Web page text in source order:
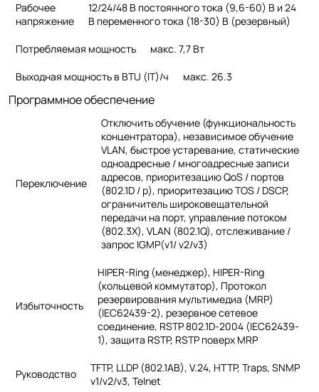
Рабочее
напряжение
12/24/48 В постоянного тока (9,6-60) В и 24
В переменного тока (18-30) В (резервный)
Потребляемая мощность макс. 7,7 Вт
Выходная мощность в BTU (IT)/ч макс. 26.3
Программное обеспечение
Переключение
Отключить обучение (функциональность
концентратора), независимое обучение
VLAN, быстрое устаревание, статические
одноадресные / многоадресные записи
адресов, приоритезацию QoS / портов
(802.1D / p), приоритезацию TOS / DSCP,
ограничитель широковещательной
передачи на порт, управление потоком
(802.3X), VLAN (802.1Q), отслеживание /
запрос IGMP(v1/ v2/v3)
Избыточность
HIPER-Ring (менеджер), HIPER-Ring
(кольцевой коммутатор), Протокол
резервирования мультимедиа (MRP)
(IEC62439-2), резервное сетевое
соединение, RSTP 802.1D-2004 (IEC62439-
1), защита RSTP, RSTP поверх MRP
Руководство
TFTP, LLDP (802.1AB), V.24, HTTP, Traps, SNMP
v1/v2/v3, Telnet